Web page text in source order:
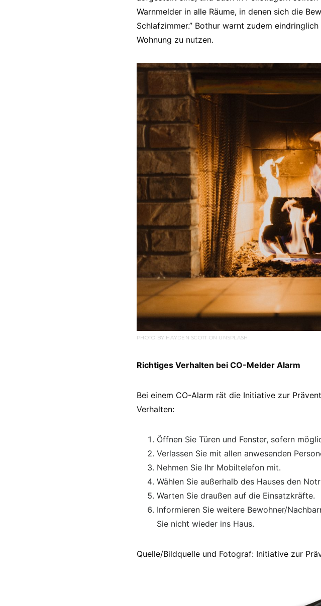
Warnmelder in alle Räume, in denen sich die
Schlafzimmer.” Bothur warnt zudem
Wohnung zu nutzen.
PHOTO BY HAYDEN SCOTT ON UNSPLASH
Richtiges Verhalten bei CO-Melder Alarm
Bei einem CO-Alarm rät die Initiative zur
Verhalten:
Öffnen Sie Türen und Fenster, sofern
Verlassen Sie mit allen anwesenden
Nehmen Sie Ihr Mobiltelefon mit.
Wählen Sie außerhalb des Hauses den
Warten Sie draußen auf die Einsatzkräfte.
Informieren Sie weitere Bewohner/
Sie nicht wieder ins Haus.
Quelle/Bildquelle und Fotograf: Initiative zur